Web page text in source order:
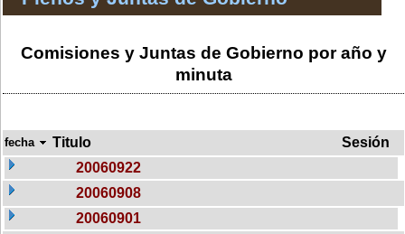
Comisiones y Juntas de Gobierno por año y
minuta
fecha Titulo
Sesión
20060922
20060908
20060901